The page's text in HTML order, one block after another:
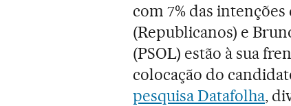
com 7% das
(Republicanos) e
(PSOL) estão à sua
colocação do
pesquisa Datafolha,